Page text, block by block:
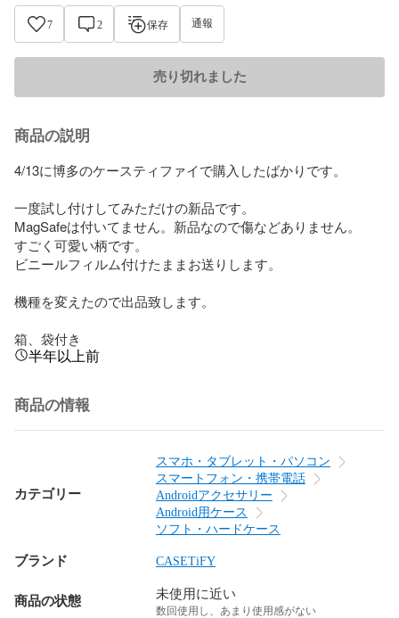
7 2 保存 通報
売り切れました
商品の説明
4/13に博多のケースティファイで購入したばかりです。
一度試し付けしてみただけの新品です。
MagSafeは付いてません。新品なので傷などありません。
すごく可愛い柄です。
ビニールフィルム付けたままお送りします。
機種を変えたので出品致します。
箱、袋付き
半年以上前
商品の情報
カテゴリー
スマホ・タブレット・パソコン
スマートフォン・携帯電話
Androidアクセサリー
Android用ケース
ソフト・ハードケース
ブランド CASETiFY
商品の状態 未使用に近い
数回使用し、あまり使用感がない